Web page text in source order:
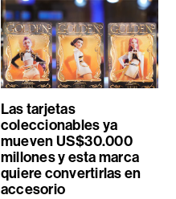
Las tarjetas
coleccionables ya
mueven US$30.000
millones y esta marca
quiere convertirlas en
accesorio